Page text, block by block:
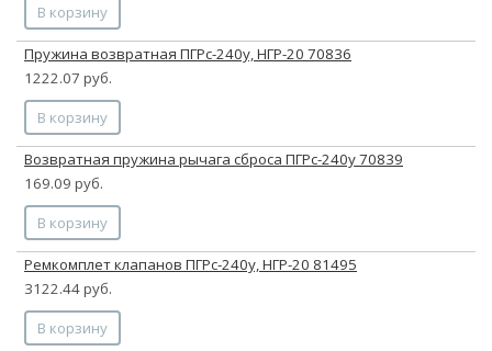
В корзину
Пружина возвратная ПГРс-240у, НГР-20 70836
1222.07 руб.
В корзину
Возвратная пружина рычага сброса ПГРс-240у 70839
169.09 руб.
В корзину
Ремкомплет клапанов ПГРс-240у, НГР-20 81495
3122.44 руб.
В корзину